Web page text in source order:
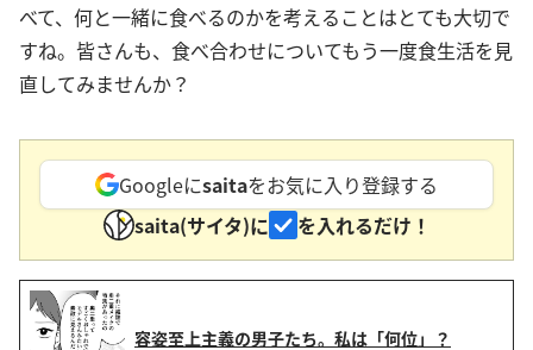
べて、何と一緒に食べるのかを考えることはとても大切で
すね。皆さんも、食べ合わせについてもう一度食生活を見
直してみませんか？
Googleにsaitaをお気に入り登録する
saita(サイタ)に
を入れるだけ！
容姿至上主義の男子たち。私は「何位」？